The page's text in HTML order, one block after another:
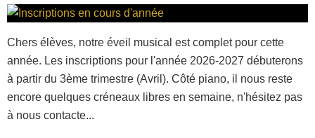
Chers élèves, notre éveil musical est complet pour cette
année. Les inscriptions pour l'année 2026-2027 débuterons
à partir du 3ème trimestre (Avril). Côté piano, il nous reste
encore quelques créneaux libres en semaine, n'hésitez pas
à nous contacte...